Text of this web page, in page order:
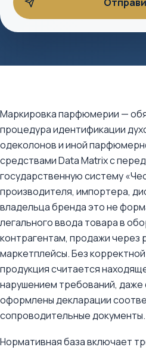
Маркировка парфюмерии —
процедура идентификации
одеколонов и иной
средствами Data Matrix с
государственную систему
производителя, импортера,
владельца бренда это не
легального ввода товара в
контрагентам, продажи через
маркетплейсы. Без
продукция считается
нарушением требований, даже
оформлены декларации
сопроводительные документы.
Нормативная база включает